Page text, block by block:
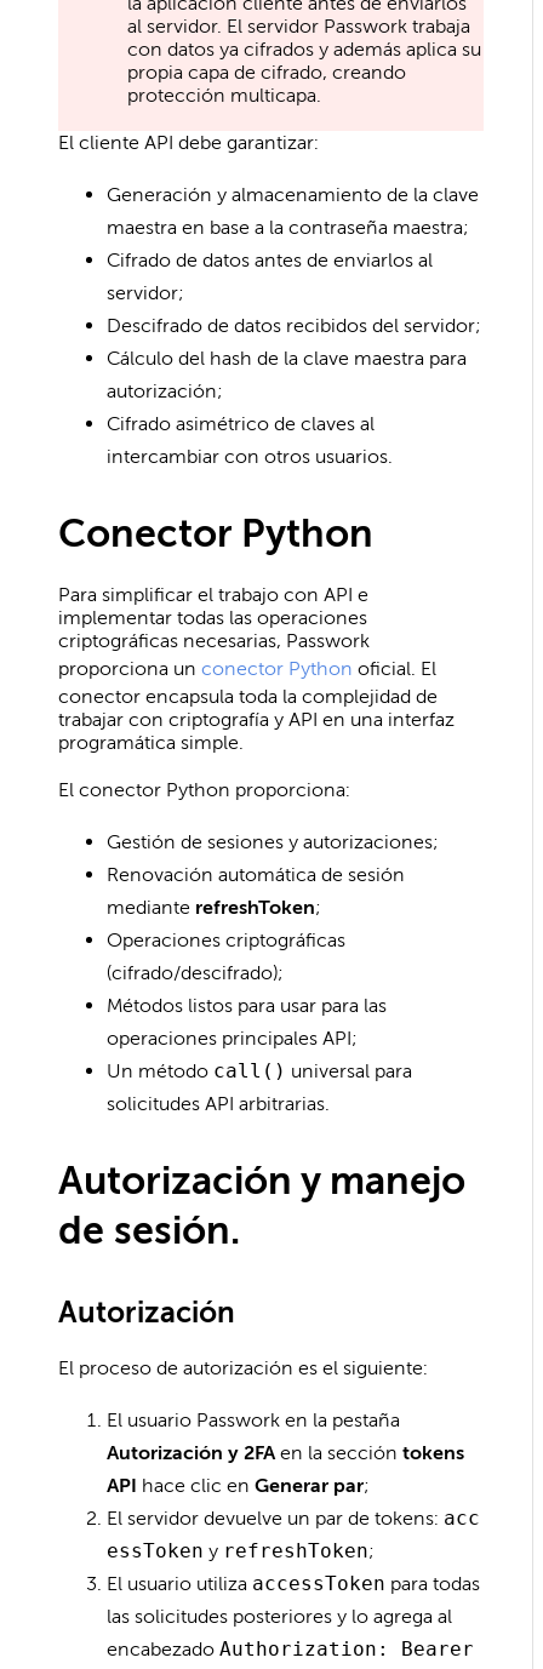
al servidor. El servidor Passwork trabaja
con datos ya cifrados y además aplica su
propia capa de cifrado, creando
protección multicapa.
El cliente API debe garantizar:
Generación y almacenamiento de la clave
maestra en base a la contraseña maestra;
Cifrado de datos antes de enviarlos al
servidor;
Descifrado de datos recibidos del servidor;
Cálculo del hash de la clave maestra para
autorización;
Cifrado asimétrico de claves al
intercambiar con otros usuarios.
Conector Python
Para simplificar el trabajo con API e
implementar todas las operaciones
criptográficas necesarias, Passwork
proporciona un conector Python oficial. El
conector encapsula toda la complejidad de
trabajar con criptografía y API en una interfaz
programática simple.
El conector Python proporciona:
Gestión de sesiones y autorizaciones;
Renovación automática de sesión
mediante refreshToken;
Operaciones criptográficas
(cifrado/descifrado);
Métodos listos para usar para las
operaciones principales API;
Un método call() universal para
solicitudes API arbitrarias.
Autorización y manejo
de sesión.
Autorización
El proceso de autorización es el siguiente:
El usuario Passwork en la pestaña
Autorización y 2FAen la sección tokens
API hace clic en Generar par;
El servidor devuelve un par de tokens: acc
essToken y refreshToken;
El usuario utiliza accessToken para todas
las solicitudes posteriores y lo agrega al
encabezado Authorization: Bearer